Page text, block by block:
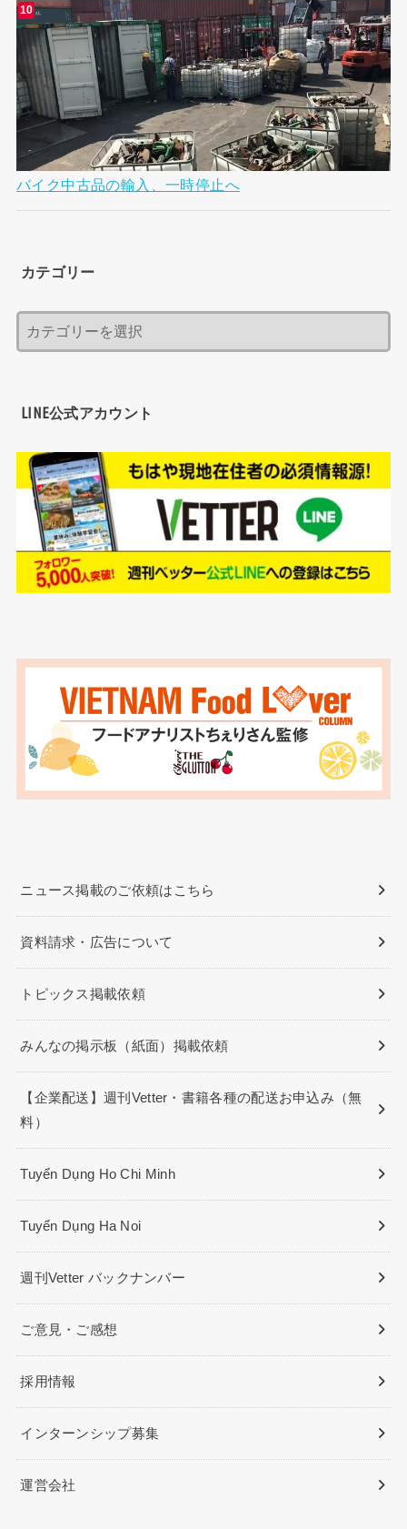
バイク中古品の輸入、一時停止へ
カテゴリー
LINE公式アカウント
ニュース掲載のご依頼はこちら
資料請求・広告について
トピックス掲載依頼
みんなの掲示板（紙面）掲載依頼
【企業配送】週刊Vetter・書籍各種の配送お申込み（無
料）
Tuyển Dụng Ho Chi Minh
Tuyển Dụng Ha Noi
週刊Vetter バックナンバー
ご意見・ご感想
採用情報
インターンシップ募集
運営会社